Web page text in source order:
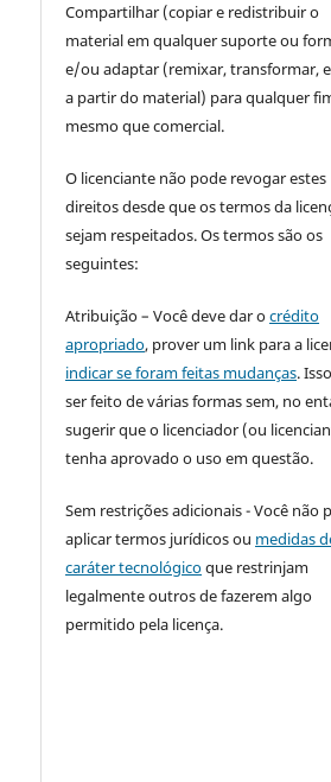
Compartilhar (copiar e redistribuir o
material em qualquer suporte ou
e/ou adaptar (remixar, transformar,
a partir do material) para qualquer
mesmo que comercial.
O licenciante não pode revogar estes
direitos desde que os termos da
sejam respeitados. Os termos são os
seguintes:
Atribuição – Você deve dar ocrédito
apropriado, prover um link para a
indicar se foram feitas mudanças.
ser feito de várias formas sem, no
sugerir que o licenciador (ou
tenha aprovado o uso em questão.
Sem restrições adicionais - Você não
aplicar termos jurídicos ou medidas
caráter tecnológicoque restrinjam
legalmente outros de fazerem algo
permitido pela licença.